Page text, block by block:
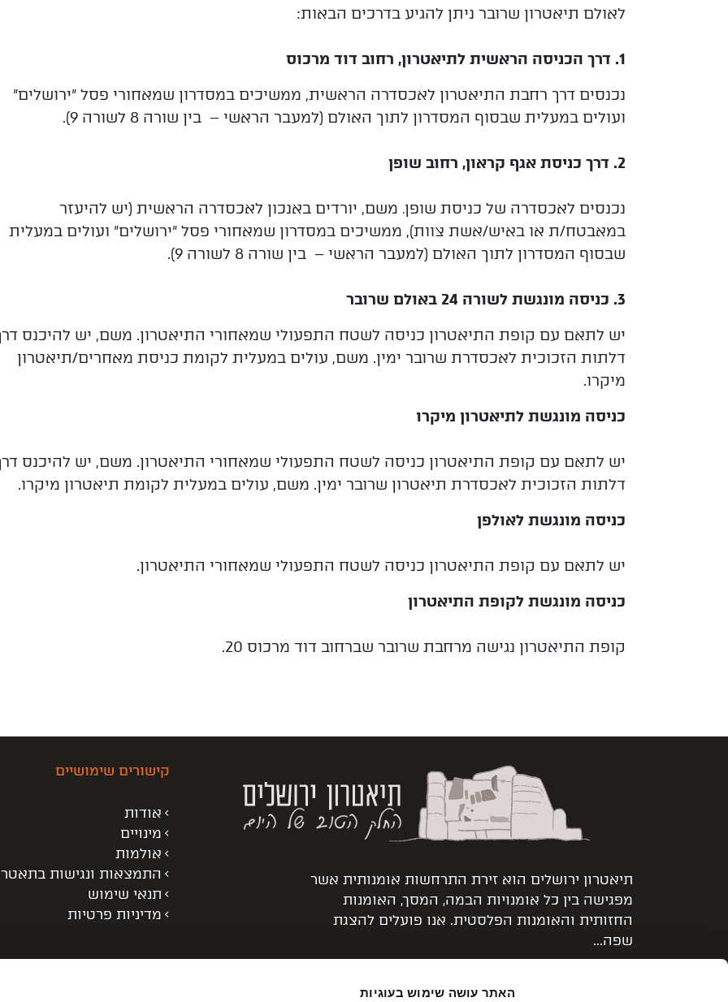
האתר עושה שימוש בעוגיות
לאולם תיאטרון שרובר ניתן להגיע בדרכים הבאות:
1. דרך הכניסה הראשית לתיאטרון, רחוב דוד מרכוס
נכנסים דרך רחבת התיאטרון לאכסדרה הראשית, ממשיכים במסדרון שמאחורי פסל "ירושלים"
ועולים במעלית שבסוף המסדרון לתוך האולם (למעבר הראשי – בין שורה 8 לשורה 9).
2. דרך כניסת אגף קראון, רחוב שופן
נכנסים לאכסדרה של כניסת שופן. משם, יורדים באנכון לאכסדרה הראשית (יש להיעזר
במאבטח/ת או באיש/אשת צוות), ממשיכים במסדרון שמאחורי פסל "ירושלים" ועולים במעלית
שבסוף המסדרון לתוך האולם (למעבר הראשי – בין שורה 8 לשורה 9).
3. כניסה מונגשת לשורה 24 באולם שרובר
יש לתאם עם קופת התיאטרון כניסה לשטח התפעולי שמאחורי התיאטרון. משם, יש להיכנס
דלתות הזכוכית לאכסדרת שרובר ימין. משם, עולים במעלית לקומת כניסת מאחרים/תיאטרון
מיקרו.
כניסה מונגשת לתיאטרון מיקרו
יש לתאם עם קופת התיאטרון כניסה לשטח התפעולי שמאחורי התיאטרון. משם, יש להיכנס
דלתות הזכוכית לאכסדרת תיאטרון שרובר ימין. משם, עולים במעלית לקומת תיאטרון מיקרו.
כניסה מונגשת לאולפן
יש לתאם עם קופת התיאטרון כניסה לשטח התפעולי שמאחורי התיאטרון.
כניסה מונגשת לקופת התיאטרון
קופת התיאטרון נגישה מרחבת שרובר שברחוב דוד מרכוס 20.
תיאטרון ירושלים הוא זירת התרחשות אומנותית אשר
מפגישה בין כל אומנויות הבמה, המסך, האומנות
החזותית והאומנות הפלסטית. אנו פועלים להצגת
שפה...
קישורים שימושיים
אודות
מינויים
אולמות
התמצאות ונגישות
תנאי שימוש
מדיניות פרטיות